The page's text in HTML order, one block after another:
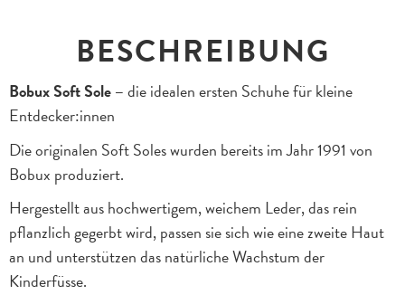
BESCHREIBUNG
Bobux Soft Sole –die idealen ersten Schuhe für kleine
Entdecker:innen
Die originalen Soft Soles wurden bereits im Jahr 1991 von
Bobux produziert.
Hergestellt aus hochwertigem, weichem Leder, das rein
pflanzlich gegerbt wird, passen sie sich wie eine zweite Haut
an und unterstützen das natürliche Wachstum der
Kinderfüsse.